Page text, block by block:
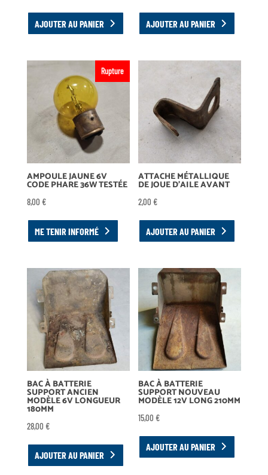
AJOUTER AU PANIER AJOUTER AU PANIER
Rupture
AMPOULE JAUNE 6V
CODE PHARE 36W TESTÉE
8,00 €
ME TENIR INFORMÉ
ATTACHE MÉTALLIQUE
DE JOUE D’AILE AVANT
2,00€
AJOUTER AU PANIER
BAC À BATTERIE
SUPPORT ANCIEN
MODÈLE 6V LONGUEUR
180MM
28,00 €
AJOUTER AU PANIER
BAC À BATTERIE
SUPPORT NOUVEAU
MODÈLE 12V LONG 210MM
15,00€
AJOUTER AU PANIER